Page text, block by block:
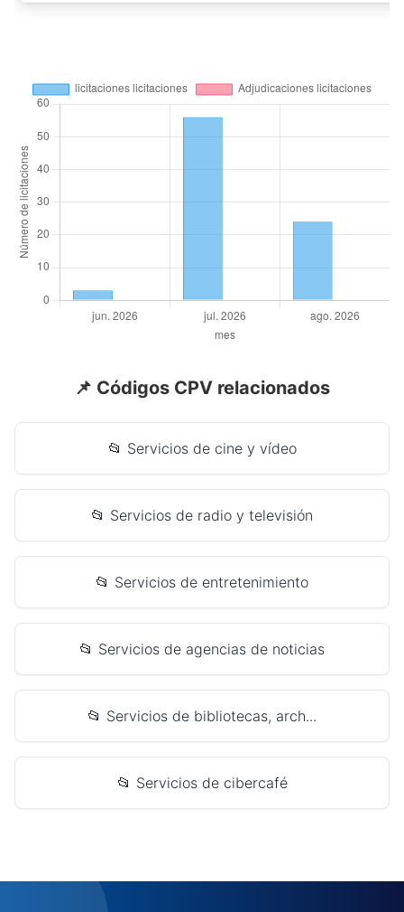
📌 Códigos CPV relacionados
📂 Servicios de cine y vídeo
📂 Servicios de radio y televisión
📂 Servicios de entretenimiento
📂 Servicios de agencias de noticias
📂 Servicios de bibliotecas, arch...
📂 Servicios de cibercafé